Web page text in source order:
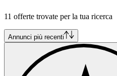
11 offerte trovate per la tua ricerca
Annunci più recenti